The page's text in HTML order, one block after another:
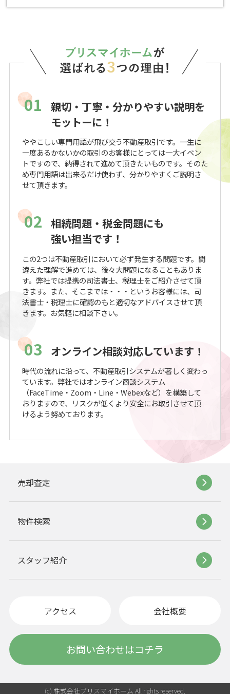
01
親切・丁寧・分かりやすい説明を
モットーに！
ややこしい専門用語が飛び交う不動産取引です。一生に
一度あるかないかの取引のお客様にとっては一大イベン
トですので、納得されて進めて頂きたいものです。そのた
め専門用語は出来るだけ使わず、分かりやすくご説明さ
せて頂きます。
02 相続問題・税金問題にも
強い担当です！
この2つは不動産取引において必ず発生する問題です。間
違えた理解で進めては、後々大問題になることもありま
す。弊社では提携の司法書士、税理士をご紹介させて頂
きます。また、そこまでは・・・というお客様には、司
法書士・税理士に確認のもと適切なアドバイスさせて頂
きます。お気軽に相談下さい。
03 オンライン相談対応しています！
時代の流れに沿って、不動産取引システムが著しく変わっ
ています。弊社ではオンライン商談システム
（FaceTime・Zoom・Line・Webexなど）を構築して
おりますので、リスクが低くより安全にお取引させて頂
けるよう努めております。
売却査定
物件検索
スタッフ紹介
アクセス 会社概要
お問い合わせはコチラ
(c) 株式会社ブリスマイホーム All rights reserved.